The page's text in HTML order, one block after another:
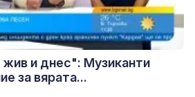
и днес": Музиканти
за вярата...